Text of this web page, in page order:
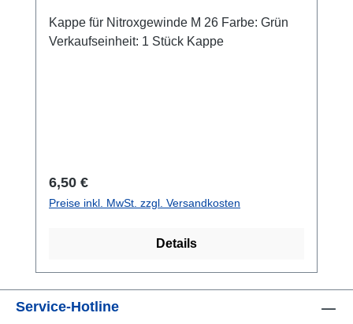
Kappe für Nitroxgewinde M 26 Farbe: Grün
Verkaufseinheit: 1 Stück Kappe
Regulärer Preis:
6,50 €
Preise inkl. MwSt. zzgl. Versandkosten
Details
Service-Hotline